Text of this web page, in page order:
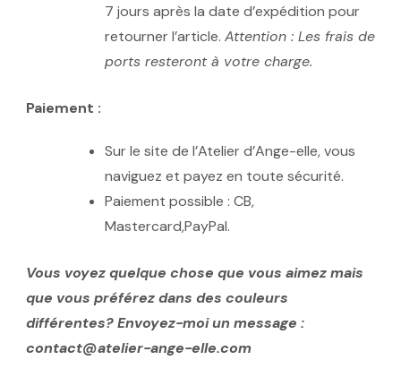
7 jours après la date d’expédition pour
retourner l’article. Attention : Les frais de
ports resteront à votre charge.
Paiement :
Sur le site de l’Atelier d’Ange-elle, vous
naviguez et payez en toute sécurité.
Paiement possible : CB,
Mastercard,PayPal.
Vous voyez quelque chose que vous aimez mais
que vous préférez dans des couleurs
différentes? Envoyez-moi un message :
contact@atelier-ange-elle.com